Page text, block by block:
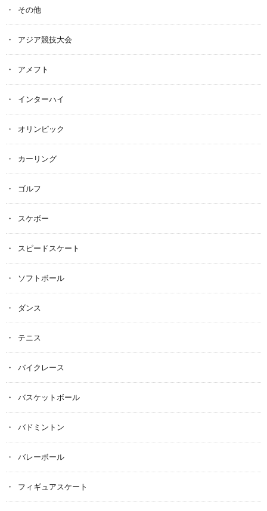
その他
アジア競技大会
アメフト
インターハイ
オリンピック
カーリング
ゴルフ
スケボー
スピードスケート
ソフトボール
ダンス
テニス
バイクレース
バスケットボール
バドミントン
バレーボール
フィギュアスケート